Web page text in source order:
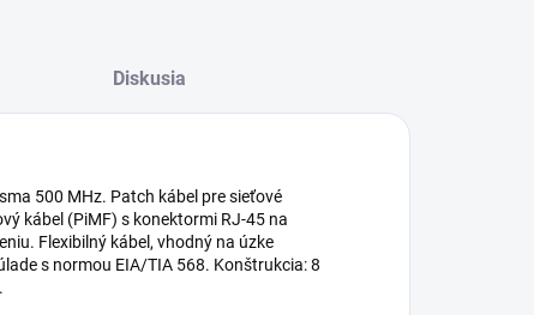
Diskusia
500 MHz. Patch kábel pre sieťové
kábel (PiMF) s konektormi RJ-45 na
Flexibilný kábel, vhodný na úzke
s normou EIA/TIA 568. Konštrukcia: 8